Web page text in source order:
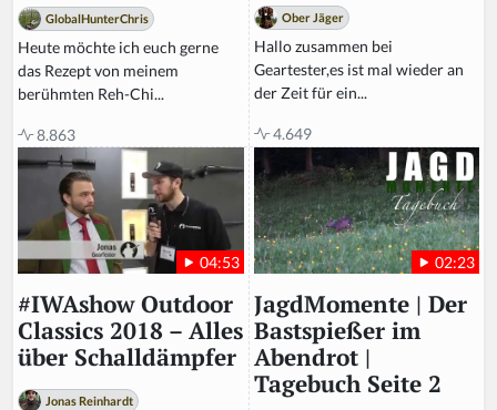
hi
s
fi
el
d
GlobalHunterChris
Heute möchte ich euch gerne
das Rezept von meinem
berühmten Reh-Chi...
8.863
Ober Jäger
Hallo zusammen bei
Geartester,es ist mal wieder an
der Zeit für ein...
4.649
04:53
#IWAshow Outdoor
Classics 2018 – Alles
über Schalldämpfer
Jonas Reinhardt
02:23
JagdMomente | Der
Bastspießer im
Abendrot |
Tagebuch Seite 2